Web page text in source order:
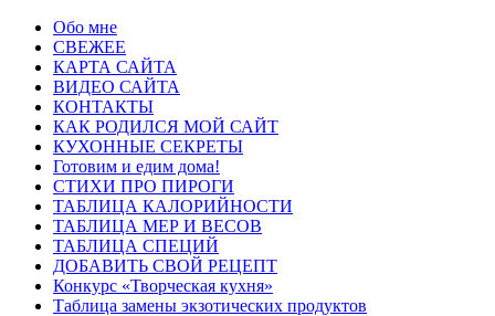
Обо мне
СВЕЖЕЕ
КАРТА САЙТА
ВИДЕО САЙТА
КОНТАКТЫ
КАК РОДИЛСЯ МОЙ САЙТ
КУХОННЫЕ СЕКРЕТЫ
Готовим и едим дома!
СТИХИ ПРО ПИРОГИ
ТАБЛИЦА КАЛОРИЙНОСТИ
ТАБЛИЦА МЕР И ВЕСОВ
ТАБЛИЦА СПЕЦИЙ
ДОБАВИТЬ СВОЙ РЕЦЕПТ
Конкурс «Творческая кухня»
Таблица замены экзотических продуктов